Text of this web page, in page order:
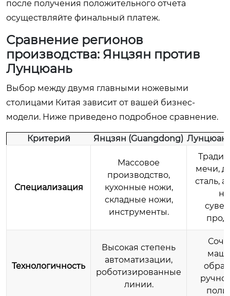
после получения положительного отчета
осуществляйте финальный платеж.
Сравнение регионов
производства: Янцзян против
Лунцюань
Выбор между двумя главными ножевыми
столицами Китая зависит от вашей бизнес-
модели. Ниже приведено подробное сравнение.
Критерий Янцзян (Guangdong)
Специализация
Массовое
производство,
кухонные ножи,
складные ножи,
инструменты.
мечи,
сталь,
Технологичность
Высокая степень
автоматизации,
роботизированные
линии.